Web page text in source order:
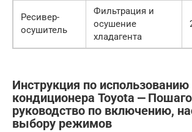
Ресивер-
осушитель
Фильтрация и
осушение
хладагента
Инструкция по использованию
кондиционера Toyota ⎼
руководство по включению,
выбору режимов